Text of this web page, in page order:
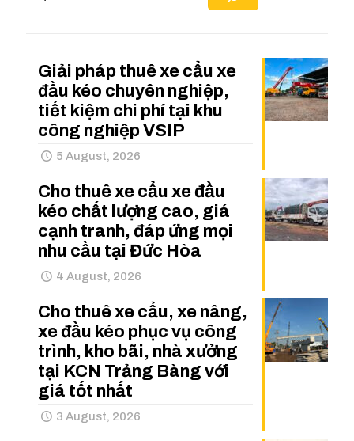
Giải pháp thuê xe cẩu xe
đầu kéo chuyên nghiệp,
tiết kiệm chi phí tại khu
công nghiệp VSIP
5 August, 2026
Cho thuê xe cẩu xe đầu
kéo chất lượng cao, giá
cạnh tranh, đáp ứng mọi
nhu cầu tại Đức Hòa
4 August, 2026
Cho thuê xe cẩu, xe nâng,
xe đầu kéo phục vụ công
trình, kho bãi, nhà xưởng
tại KCN Trảng Bàng với
giá tốt nhất
3 August, 2026